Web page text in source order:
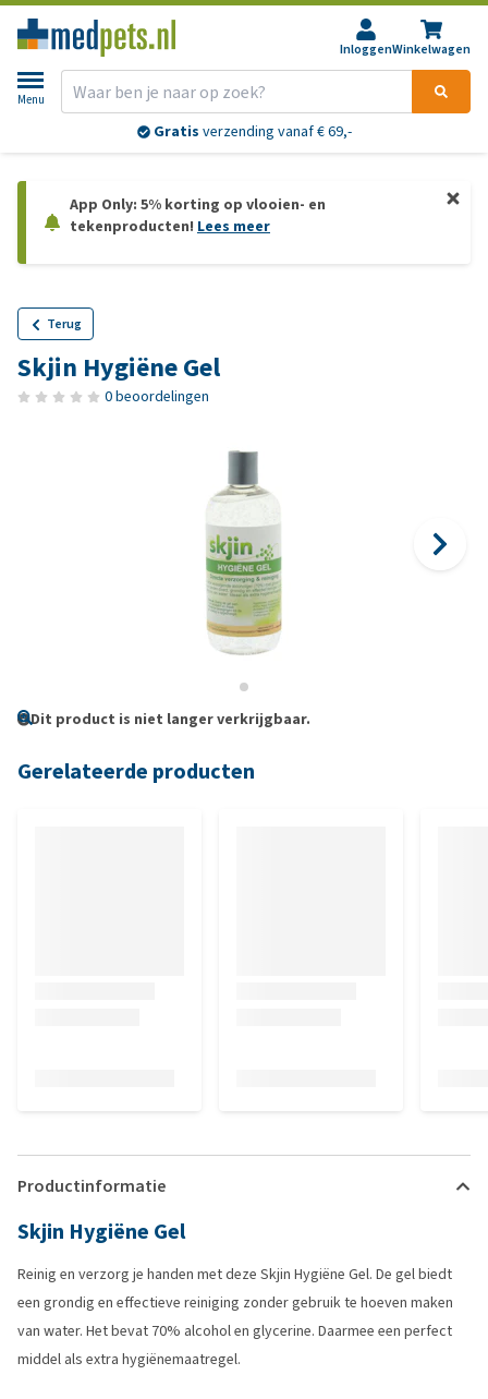
InloggenWinkelwagen
Menu
Gratis verzending vanaf € 69,-
App Only: 5% korting op vlooien- en
tekenproducten! Lees meer
Terug
Skjin Hygiëne Gel
0 beoordelingen
Dit product is niet langer verkrijgbaar.
Gerelateerde producten
Productinformatie
Skjin Hygiëne Gel
Reinig en verzorg je handen met deze Skjin Hygiëne Gel. De gel biedt
een grondig en effectieve reiniging zonder gebruik te hoeven maken
van water. Het bevat 70% alcohol en glycerine. Daarmee een perfect
middel als extra hygiënemaatregel.